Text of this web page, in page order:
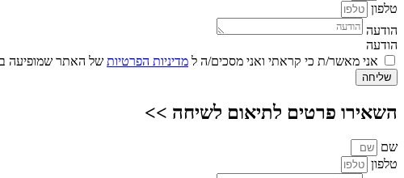
טלפון
הודעה
הודעה
אני מאשר/ת כי קראתי ואני מסכים/ה ל מדיניות הפרטיות של האתר שמופיעה
שליחה
השאירו פרטים לתיאום לשיחה >>
שם
טלפון